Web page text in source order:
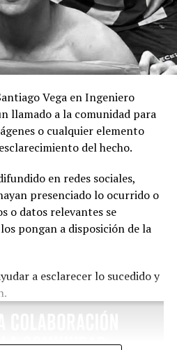
Vega en Ingeniero
llamado a la comunidad para
o cualquier elemento
del hecho.
en redes sociales,
presenciado lo ocurrido o
o datos relevantes se
pongan a disposición de la
a esclarecer lo sucedido y